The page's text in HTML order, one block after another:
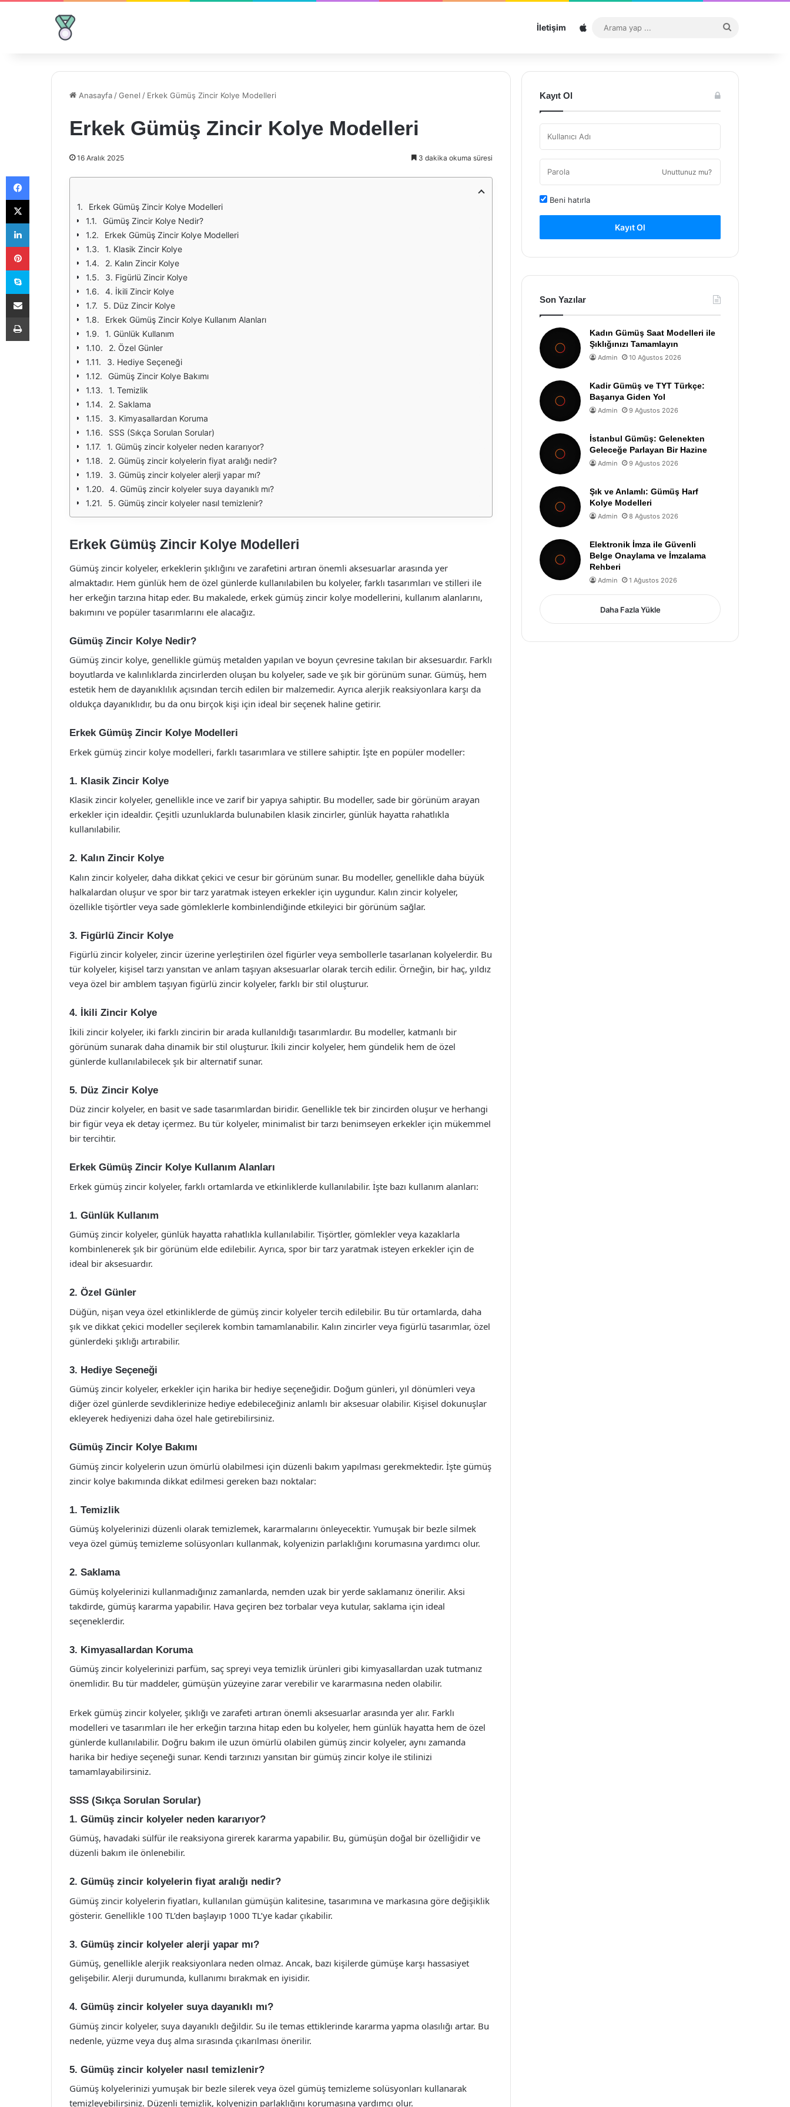
İletişim Sitemap
...
Anasayfa /Genel / Erkek Gümüş Zincir Kolye Modelleri
Erkek Gümüş Zincir Kolye Modelleri
16 Aralık 2025 3 dakika okuma süresi
Erkek Gümüş Zincir Kolye Modelleri
Gümüş Zincir Kolye Nedir?
Erkek Gümüş Zincir Kolye Modelleri
1. Klasik Zincir Kolye
2. Kalın Zincir Kolye
3. Figürlü Zincir Kolye
4. İkili Zincir Kolye
5. Düz Zincir Kolye
Erkek Gümüş Zincir Kolye Kullanım Alanları
1. Günlük Kullanım
2. Özel Günler
3. Hediye Seçeneği
Gümüş Zincir Kolye Bakımı
1. Temizlik
2. Saklama
3. Kimyasallardan Koruma
SSS (Sıkça Sorulan Sorular)
1. Gümüş zincir kolyeler neden kararıyor?
2. Gümüş zincir kolyelerin fiyat aralığı nedir?
3. Gümüş zincir kolyeler alerji yapar mı?
4. Gümüş zincir kolyeler suya dayanıklı mı?
5. Gümüş zincir kolyeler nasıl temizlenir?
Erkek Gümüş Zincir Kolye Modelleri
Gümüş zincir kolyeler, erkeklerin şıklığını ve zarafetini artıran önemli aksesuarlar arasında yer
almaktadır. Hem günlük hem de özel günlerde kullanılabilen bu kolyeler, farklı tasarımları ve stilleri ile
her erkeğin tarzına hitap eder. Bu makalede, erkek gümüş zincir kolye modellerini, kullanım alanlarını,
bakımını ve popüler tasarımlarını ele alacağız.
Gümüş Zincir Kolye Nedir?
Gümüş zincir kolye, genellikle gümüş metalden yapılan ve boyun çevresine takılan bir aksesuardır. Farklı
boyutlarda ve kalınlıklarda zincirlerden oluşan bu kolyeler, sade ve şık bir görünüm sunar. Gümüş, hem
estetik hem de dayanıklılık açısından tercih edilen bir malzemedir. Ayrıca alerjik reaksiyonlara karşı da
oldukça dayanıklıdır, bu da onu birçok kişi için ideal bir seçenek haline getirir.
Erkek Gümüş Zincir Kolye Modelleri
Erkek gümüş zincir kolye modelleri, farklı tasarımlara ve stillere sahiptir. İşte en popüler modeller:
1. Klasik Zincir Kolye
Klasik zincir kolyeler, genellikle ince ve zarif bir yapıya sahiptir. Bu modeller, sade bir görünüm arayan
erkekler için idealdir. Çeşitli uzunluklarda bulunabilen klasik zincirler, günlük hayatta rahatlıkla
kullanılabilir.
2. Kalın Zincir Kolye
Kalın zincir kolyeler, daha dikkat çekici ve cesur bir görünüm sunar. Bu modeller, genellikle daha büyük
halkalardan oluşur ve spor bir tarz yaratmak isteyen erkekler için uygundur. Kalın zincir kolyeler,
özellikle tişörtler veya sade gömleklerle kombinlendiğinde etkileyici bir görünüm sağlar.
3. Figürlü Zincir Kolye
Figürlü zincir kolyeler, zincir üzerine yerleştirilen özel figürler veya sembollerle tasarlanan kolyelerdir. Bu
tür kolyeler, kişisel tarzı yansıtan ve anlam taşıyan aksesuarlar olarak tercih edilir. Örneğin, bir haç, yıldız
veya özel bir amblem taşıyan figürlü zincir kolyeler, farklı bir stil oluşturur.
4. İkili Zincir Kolye
İkili zincir kolyeler, iki farklı zincirin bir arada kullanıldığı tasarımlardır. Bu modeller, katmanlı bir
görünüm sunarak daha dinamik bir stil oluşturur. İkili zincir kolyeler, hem gündelik hem de özel
günlerde kullanılabilecek şık bir alternatif sunar.
5. Düz Zincir Kolye
Düz zincir kolyeler, en basit ve sade tasarımlardan biridir. Genellikle tek bir zincirden oluşur ve herhangi
bir figür veya ek detay içermez. Bu tür kolyeler, minimalist bir tarzı benimseyen erkekler için mükemmel
bir tercihtir.
Erkek Gümüş Zincir Kolye Kullanım Alanları
Erkek gümüş zincir kolyeler, farklı ortamlarda ve etkinliklerde kullanılabilir. İşte bazı kullanım alanları:
1. Günlük Kullanım
Gümüş zincir kolyeler, günlük hayatta rahatlıkla kullanılabilir. Tişörtler, gömlekler veya kazaklarla
kombinlenerek şık bir görünüm elde edilebilir. Ayrıca, spor bir tarz yaratmak isteyen erkekler için de
ideal bir aksesuardır.
2. Özel Günler
Düğün, nişan veya özel etkinliklerde de gümüş zincir kolyeler tercih edilebilir. Bu tür ortamlarda, daha
şık ve dikkat çekici modeller seçilerek kombin tamamlanabilir. Kalın zincirler veya figürlü tasarımlar, özel
günlerdeki şıklığı artırabilir.
3. Hediye Seçeneği
Gümüş zincir kolyeler, erkekler için harika bir hediye seçeneğidir. Doğum günleri, yıl dönümleri veya
diğer özel günlerde sevdiklerinize hediye edebileceğiniz anlamlı bir aksesuar olabilir. Kişisel dokunuşlar
ekleyerek hediyenizi daha özel hale getirebilirsiniz.
Gümüş Zincir Kolye Bakımı
Gümüş zincir kolyelerin uzun ömürlü olabilmesi için düzenli bakım yapılması gerekmektedir. İşte gümüş
zincir kolye bakımında dikkat edilmesi gereken bazı noktalar:
1. Temizlik
Gümüş kolyelerinizi düzenli olarak temizlemek, kararmalarını önleyecektir. Yumuşak bir bezle silmek
veya özel gümüş temizleme solüsyonları kullanmak, kolyenizin parlaklığını korumasına yardımcı olur.
2. Saklama
Gümüş kolyelerinizi kullanmadığınız zamanlarda, nemden uzak bir yerde saklamanız önerilir. Aksi
takdirde, gümüş kararma yapabilir. Hava geçiren bez torbalar veya kutular, saklama için ideal
seçeneklerdir.
3. Kimyasallardan Koruma
Gümüş zincir kolyelerinizi parfüm, saç spreyi veya temizlik ürünleri gibi kimyasallardan uzak tutmanız
önemlidir. Bu tür maddeler, gümüşün yüzeyine zarar verebilir ve kararmasına neden olabilir.
Erkek gümüş zincir kolyeler, şıklığı ve zarafeti artıran önemli aksesuarlar arasında yer alır. Farklı
modelleri ve tasarımları ile her erkeğin tarzına hitap eden bu kolyeler, hem günlük hayatta hem de özel
günlerde kullanılabilir. Doğru bakım ile uzun ömürlü olabilen gümüş zincir kolyeler, aynı zamanda
harika bir hediye seçeneği sunar. Kendi tarzınızı yansıtan bir gümüş zincir kolye ile stilinizi
tamamlayabilirsiniz.
SSS (Sıkça Sorulan Sorular)
1. Gümüş zincir kolyeler neden kararıyor?
Gümüş, havadaki sülfür ile reaksiyona girerek kararma yapabilir. Bu, gümüşün doğal bir özelliğidir ve
düzenli bakım ile önlenebilir.
2. Gümüş zincir kolyelerin fiyat aralığı nedir?
Gümüş zincir kolyelerin fiyatları, kullanılan gümüşün kalitesine, tasarımına ve markasına göre değişiklik
gösterir. Genellikle 100 TL’den başlayıp 1000 TL’ye kadar çıkabilir.
3. Gümüş zincir kolyeler alerji yapar mı?
Gümüş, genellikle alerjik reaksiyonlara neden olmaz. Ancak, bazı kişilerde gümüşe karşı hassasiyet
gelişebilir. Alerji durumunda, kullanımı bırakmak en iyisidir.
4. Gümüş zincir kolyeler suya dayanıklı mı?
Gümüş zincir kolyeler, suya dayanıklı değildir. Su ile temas ettiklerinde kararma yapma olasılığı artar. Bu
nedenle, yüzme veya duş alma sırasında çıkarılması önerilir.
5. Gümüş zincir kolyeler nasıl temizlenir?
Gümüş kolyelerinizi yumuşak bir bezle silerek veya özel gümüş temizleme solüsyonları kullanarak
temizleyebilirsiniz. Düzenli temizlik, kolyenizin parlaklığını korumasına yardımcı olur.
Kayıt Ol
Unuttunuz mu?
Beni hatırla
Kayıt Ol
Son Yazılar
Kadın Gümüş Saat Modelleri ile
Şıklığınızı Tamamlayın
Admin 10 Ağustos 2026
Kadir Gümüş ve TYT Türkçe:
Başarıya Giden Yol
Admin 9 Ağustos 2026
İstanbul Gümüş: Gelenekten
Geleceğe Parlayan Bir Hazine
Admin 9 Ağustos 2026
Şık ve Anlamlı: Gümüş Harf
Kolye Modelleri
Admin 8 Ağustos 2026
Elektronik İmza ile Güvenli
Belge Onaylama ve İmzalama
Rehberi
Admin 1 Ağustos 2026
Daha Fazla Yükle
Facebook
X
LinkedIn
Pinterest
Skype
E-Posta ile paylaş